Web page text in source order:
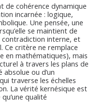
de cohérence dynamique
incarnée : logique,
Une pensée, une
se maintient de
contradiction interne, et
Ce critère ne remplace
en mathématiques), mais
à travers les plans de
absolue ou d’un
traverse les échelles
La vérité kernésique est
qualité